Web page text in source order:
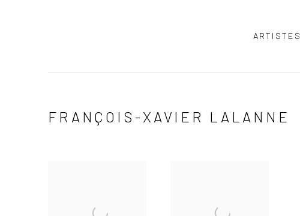
ARTISTES
FRANÇOIS-XAVIER LALANNE